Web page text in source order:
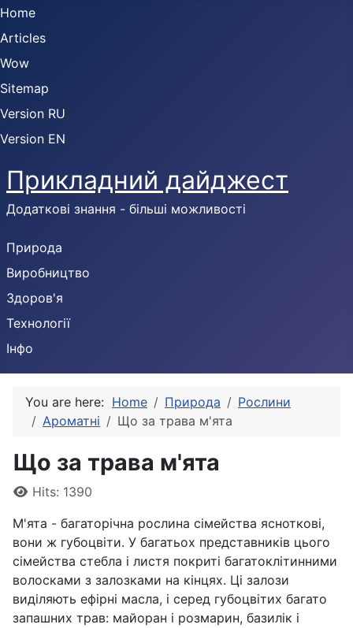
Home
Articles
Wow
Sitemap
Version RU
Version EN
Прикладний дайджест
Додаткові знання - більші можливості
Природа
Виробництво
Здоров'я
Технології
Інфо
You are here: Home Природа
Рослини
Ароматні
Що за трава м'ята
Що за трава м'ята
DetailsHits: 1390
М'ята - багаторічна рослина сімейства ясноткові,
вони ж губоцвіти. У багатьох представників цього
сімейства стебла і листя покриті багатоклітинними
волосками з залозками на кінцях. Ці залози
виділяють ефірні масла, і серед губоцвітих багато
запашних трав: майоран і розмарин, базилік і